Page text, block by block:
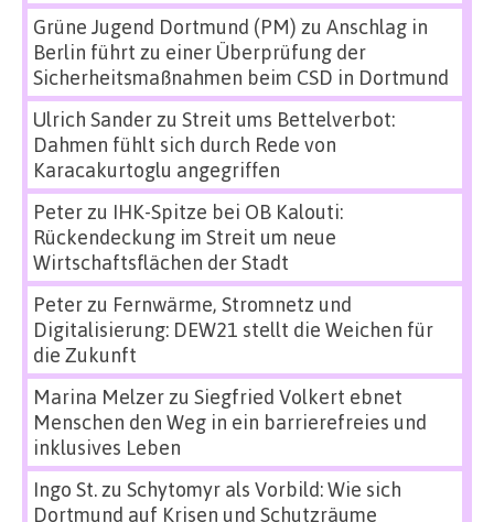
Grüne Jugend Dortmund (PM) zu Anschlag in
Berlin führt zu einer Überprüfung der
Sicherheitsmaßnahmen beim CSD in Dortmund
Ulrich Sanderzu Streit ums Bettelverbot:
Dahmen fühlt sich durch Rede von
Karacakurtoglu angegriffen
Peterzu IHK-Spitze bei OB Kalouti:
Rückendeckung im Streit um neue
Wirtschaftsflächen der Stadt
Peterzu Fernwärme, Stromnetz und
Digitalisierung: DEW21 stellt die Weichen für
die Zukunft
Marina Melzerzu Siegfried Volkert ebnet
Menschen den Weg in ein barrierefreies und
inklusives Leben
Ingo St.zu Schytomyr als Vorbild: Wie sich
Dortmund auf Krisen und Schutzräume